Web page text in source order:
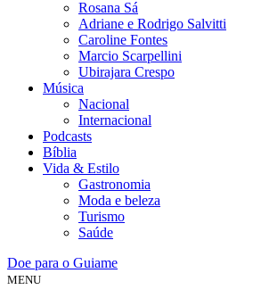
Rosana Sá
Adriane e Rodrigo Salvitti
Caroline Fontes
Marcio Scarpellini
Ubirajara Crespo
Música
Nacional
Internacional
Podcasts
Bíblia
Vida & Estilo
Gastronomia
Moda e beleza
Turismo
Saúde
Doe para o Guiame
MENU